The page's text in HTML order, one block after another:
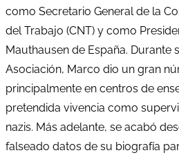
como Secretario General de la
del Trabajo (CNT) y como
Mauthausen de España. Durante
Asociación, Marco dio un gran
principalmente en centros de
pretendida vivencia como
nazis. Más adelante, se acabó
falseado datos de su biografía